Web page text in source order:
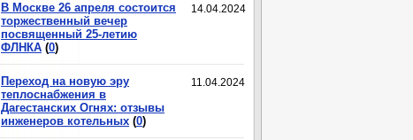
14.04.2024
В Москве 26 апреля состоится
торжественный вечер
посвященный 25-летию
ФЛНКА (0)
11.04.2024
Переход на новую эру
теплоснабжения в
Дагестанских Огнях: отзывы
инженеров котельных (0)